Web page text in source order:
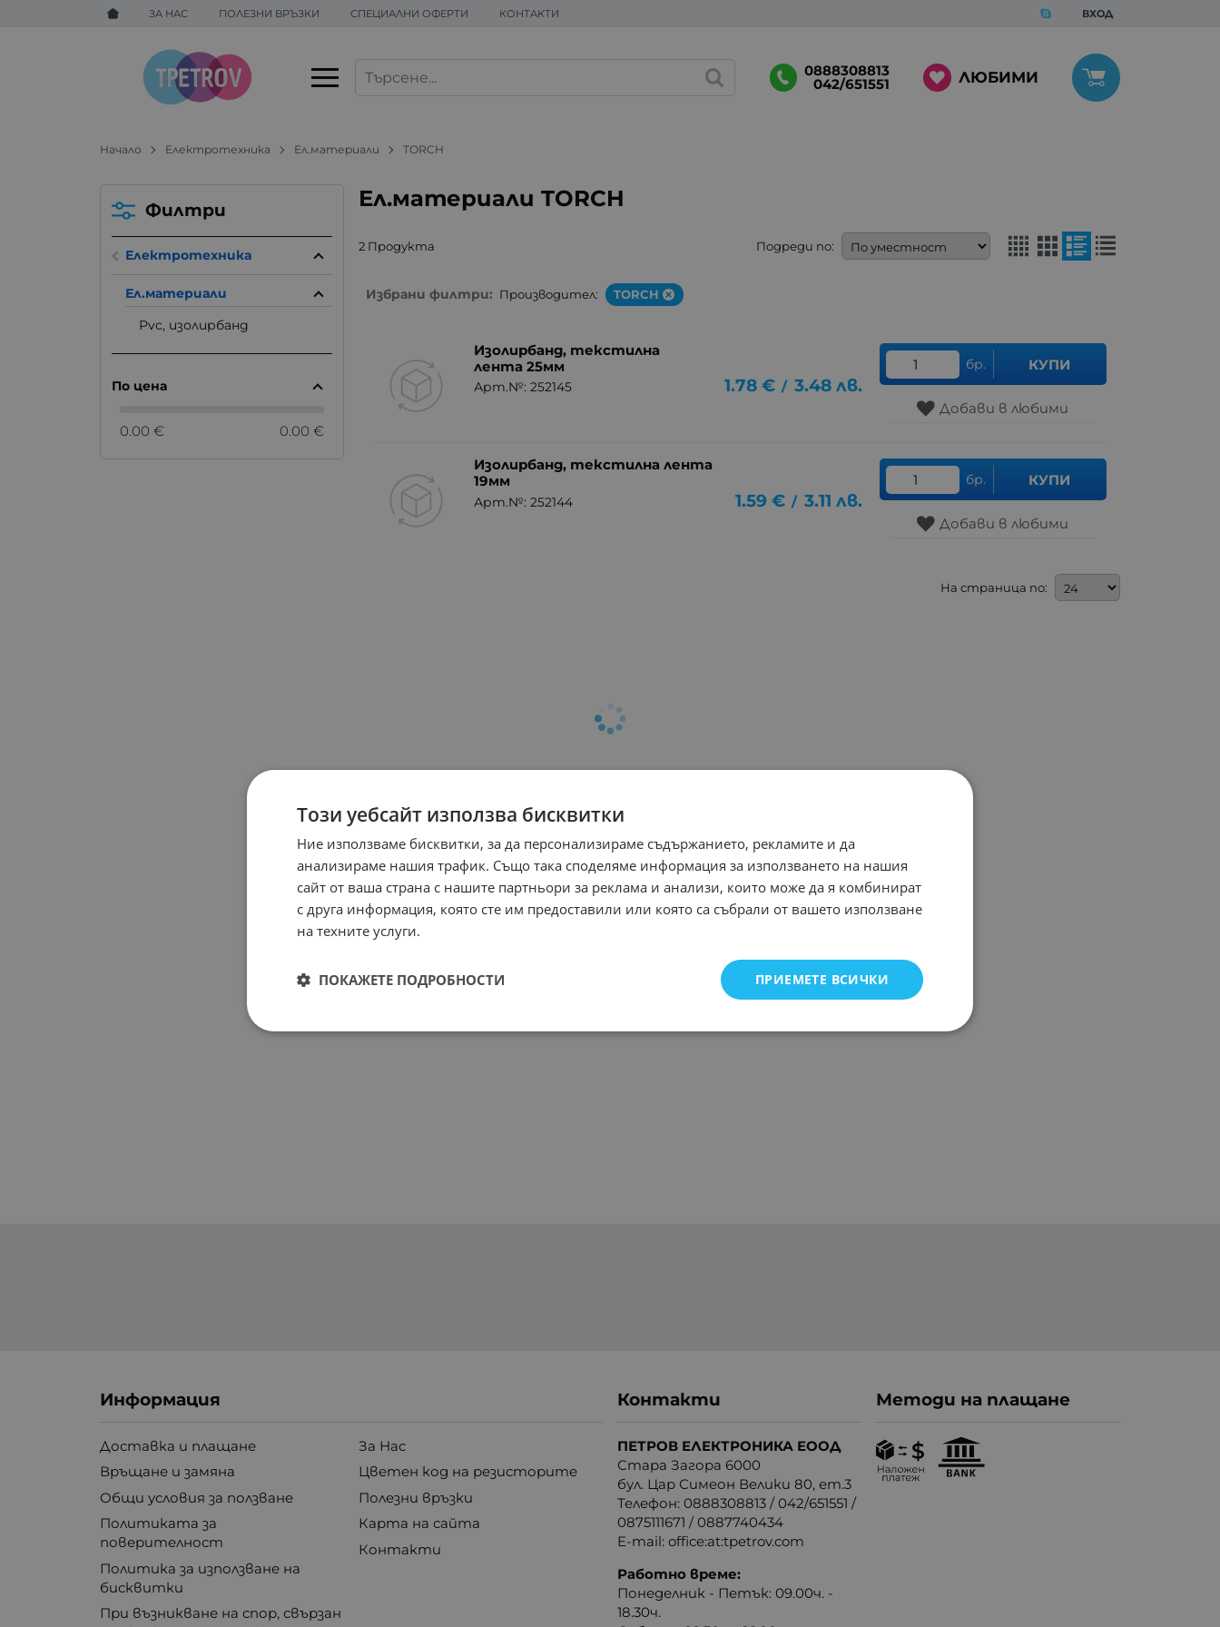
ЗА НАС ПОЛЕЗНИ ВРЪЗКИ СПЕЦИАЛНИ ОФЕРТИ КОНТАКТИ ВХОД
0888308813
042/651551 ЛЮБИМИ
Начало Електротехника Ел.материали TORCH
Ел.материали TORCH
2 Продукта Подреди по:
Избрани филтри: Производител: TORCH
Изолирбанд, текстилна
лента 25мм
Арт.№: 252145 1.78 € / 3.48 лв.
бр. КУПИ
Добави в любими
Изолирбанд, текстилна лента
19мм
Арт.№: 252144 1.59 € / 3.11 лв.
бр. КУПИ
Добави в любими
На страница по:
Филтри
Електротехника
Ел.материали
Pvc, изолирбанд
По цена
0.00 € 0.00 €
Информация
Доставка и плащане
Връщане и замяна
Общи условия за ползване
Политиката за
поверителност
Политика за използване на
бисквитки
При възникване на спор, свързан
За Нас
Цветен код на резисторите
Полезни връзки
Карта на сайта
Контакти
Контакти
ПЕТРОВ ЕЛЕКТРОНИКА ЕООД
Стара Загора 6000
бул. Цар Симеон Велики 80, ет.3
Телефон:0888308813 /042/651551 /
0875111671 /0887740434
E-mail:office:at:tpetrov.com
Работно време:
Понеделник - Петък: 09.00ч. -
18.30ч.
Методи на плащане
Този уебсайт използва бисквитки
Ние използваме бисквитки, за да персонализираме съдържанието, рекламите и да
анализираме нашия трафик. Също така споделяме информация за използването на нашия
сайт от ваша страна с нашите партньори за реклама и анализи, които може да я комбинират
с друга информация, която сте им предоставили или която са събрали от вашето използване
на техните услуги.
ПРИЕМЕТЕ ВСИЧКИ
ПОКАЖЕТЕ ПОДРОБНОСТИ